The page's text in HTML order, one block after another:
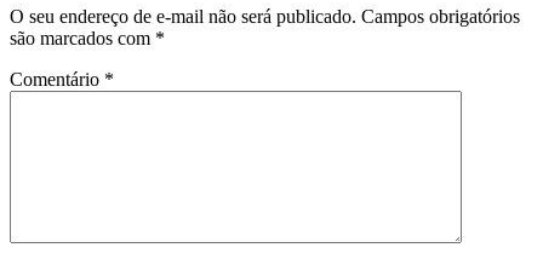
O seu endereço de e-mail não será publicado. Campos obrigatórios
são marcados com *
Comentário *